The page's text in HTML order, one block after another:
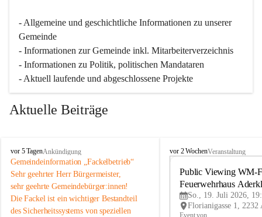
- Allgemeine und geschichtliche Informationen zu unserer
Gemeinde
- Informationen zur Gemeinde inkl. Mitarbeiterverzeichnis
- Informationen zu Politik, politischen Mandataren
- Aktuell laufende und abgeschlossene Projekte
Aktuelle Beiträge
A
d
e
r
k
l
a
vor 5 TagenAnkündigung
Gemeindeinformation „Fackelbetrieb“
Sehr geehrter Herr Bürgermeister,
sehr geehrte Gemeindebürger:innen!
Die Fackel ist ein wichtiger Bestandteil
des Sicherheitssystems von speziellen
A
vor 2 WochenVeranstaltung
Public Viewing WM-
Feuerwehrhaus
So., 19. Juli 2026,
Event von